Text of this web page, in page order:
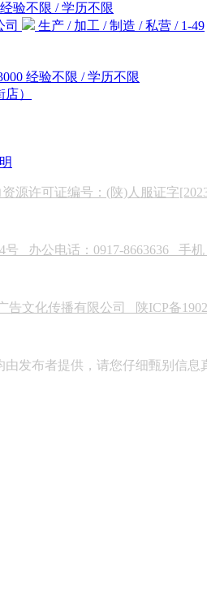
经验不限 / 学历不限
司
生产 / 加工 / 制造 / 私营 / 1-49
经验不限 / 学历不限
）
资源许可证编号：(陕)人服证字
办公电话：0917-8663636 手机
告文化传播有限公司 陕ICP备
由发布者提供，请您仔细甄别信